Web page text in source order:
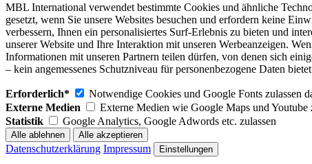
MBL International verwendet bestimmte Cookies und ähnliche
gesetzt, wenn Sie unsere Websites besuchen und erfordern keine
verbessern, Ihnen ein personalisiertes Surf-Erlebnis zu bieten und
unserer Website und Ihre Interaktion mit unseren Werbeanzeigen.
Informationen mit unseren Partnern teilen dürfen, von denen sich
– kein angemessenes Schutzniveau für personenbezogene Daten
Erforderlich*
Notwendige Cookies und Google Fonts zulassen
Externe Medien
Externe Medien wie Google Maps und Youtube
Statistik
Google Analytics, Google Adwords etc. zulassen
Datenschutzerklärung Impressum Einstellungen